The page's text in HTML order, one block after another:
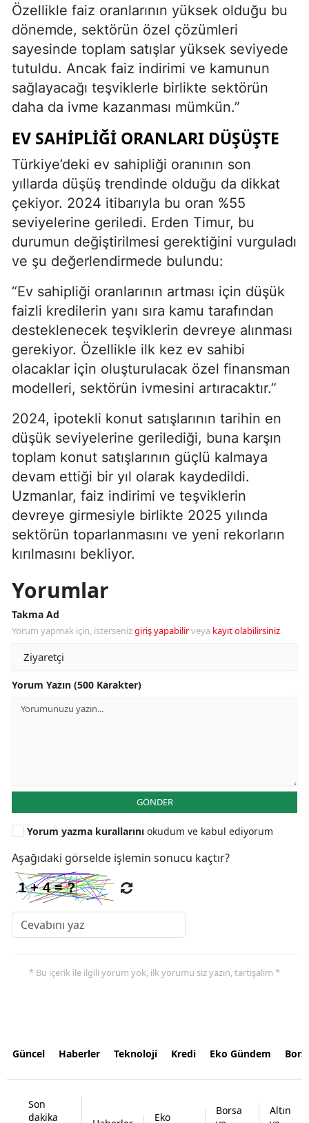
Özellikle faiz oranlarının yüksek olduğu bu
dönemde, sektörün özel çözümleri
sayesinde toplam satışlar yüksek seviyede
tutuldu. Ancak faiz indirimi ve kamunun
sağlayacağı teşviklerle birlikte sektörün
daha da ivme kazanması mümkün.”
EV SAHIPLIĞI ORANLARI DÜŞÜŞTE
Türkiye’deki ev sahipliği oranının son
yıllarda düşüş trendinde olduğu da dikkat
çekiyor. 2024 itibarıyla bu oran %55
seviyelerine geriledi. Erden Timur, bu
durumun değiştirilmesi gerektiğini vurguladı
ve şu değerlendirmede bulundu:
“Ev sahipliği oranlarının artması için düşük
faizli kredilerin yanı sıra kamu tarafından
desteklenecek teşviklerin devreye alınması
gerekiyor. Özellikle ilk kez ev sahibi
olacaklar için oluşturulacak özel finansman
modelleri, sektörün ivmesini artıracaktır.”
2024, ipotekli konut satışlarının tarihin en
düşük seviyelerine gerilediği, buna karşın
toplam konut satışlarının güçlü kalmaya
devam ettiği bir yıl olarak kaydedildi.
Uzmanlar, faiz indirimi ve teşviklerin
devreye girmesiyle birlikte 2025 yılında
sektörün toparlanmasını ve yeni rekorların
kırılmasını bekliyor.
Yorumlar
Takma Ad
Yorum yapmak için, istersenizgiriş yapabilirveya kayıt olabilirsiniz.
Yorum Yazın (500 Karakter)
GÖNDER
Yorum yazma kurallarını okudum ve kabul ediyorum
Aşağıdaki görselde işlemin sonucu kaçtır?
* Bu içerik ile ilgili yorum yok, ilk yorumu siz yazın, tartışalım *
Güncel Haberler Teknoloji Kredi Eko Gündem
Son
dakika
Eko
Borsa
Altın